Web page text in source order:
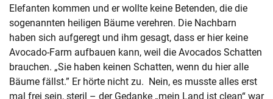
Elefanten kommen und er wollte keine Betenden, die die
sogenannten heiligen Bäume verehren. Die Nachbarn
haben sich aufgeregt und ihm gesagt, dass er hier keine
Avocado-Farm aufbauen kann, weil die Avocados Schatten
brauchen. „Sie haben keinen Schatten, wenn du hier alle
Bäume fällst.” Er hörte nicht zu. Nein, es musste alles erst
mal frei sein, steril – der Gedanke „mein Land ist clean“ war